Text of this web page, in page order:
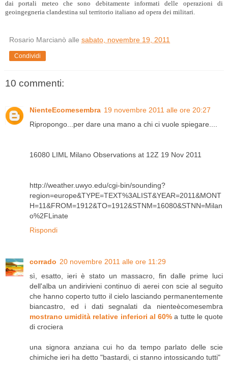
dai portali meteo che sono debitamente informati delle operazioni di
geoingegneria clandestina sul territorio italiano ad opera dei militari.
Rosario Marcianò alle sabato, novembre 19, 2011
Condividi
10 commenti:
NienteEcomesembra 19 novembre 2011 alle ore 20:27
Ripropongo...per dare una mano a chi ci vuole spiegare....
16080 LIML Milano Observations at 12Z 19 Nov 2011
http://weather.uwyo.edu/cgi-bin/sounding?
region=europe&TYPE=TEXT%3ALIST&YEAR=2011&MONT
H=11&FROM=1912&TO=1912&STNM=16080&STNN=Milan
o%2FLinate
Rispondi
corrado 20 novembre 2011 alle ore 11:29
sì, esatto, ieri è stato un massacro, fin dalle prime luci
dell'alba un andirivieni continuo di aerei con scie al seguito
che hanno coperto tutto il cielo lasciando permanentemente
biancastro, ed i dati segnalati da nienteècomesembra
mostrano umidità relative inferiori al 60% a tutte le quote
di crociera
una signora anziana cui ho da tempo parlato delle scie
chimiche ieri ha detto "bastardi, ci stanno intossicando tutti"